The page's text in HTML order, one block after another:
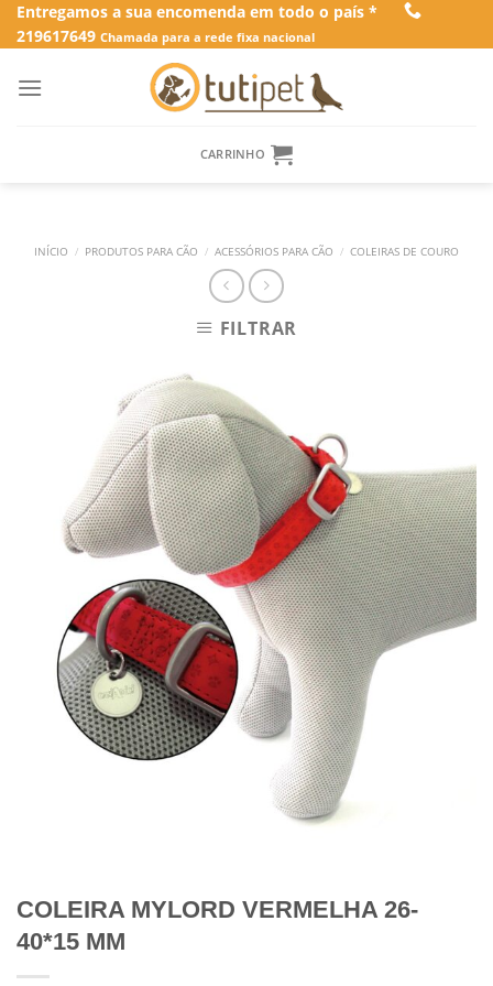
SkipEntregamos a sua encomenda em todo o país *
219617649 Chamada para a rede fixa nacional
CARRINHO
INÍCIO / PRODUTOS PARA CÃO / ACESSÓRIOS PARA CÃO / COLEIRAS DE COURO
FILTRAR
COLEIRA MYLORD VERMELHA 26-
40*15 MM